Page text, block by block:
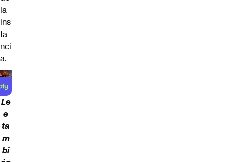
la
ins
ta
nci
a.
Le
e
ta
m
bi